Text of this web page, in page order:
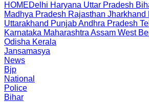
HOMEDelhi Haryana Uttar Pradesh
Madhya Pradesh Rajasthan Jharkhand
Uttarakhand PunjabAndhra Pradesh
Karnataka Maharashtra Assam West
Odisha Kerala
Jansamasya
News
Bjp
National
Police
Bihar